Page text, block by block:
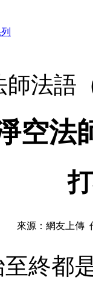
師法語
空法
來源：網友上傳
都是